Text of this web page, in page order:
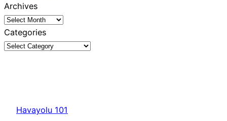
Archives
Categories
Havayolu 101